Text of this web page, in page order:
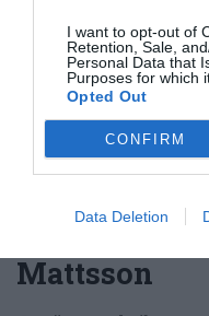
I want to opt-out of
Retention, Sale,
Personal Data that
Purposes for which
Opted Out
CONFIRM
Data Deletion
Uppskattat
Publicerat:2007-
Författare:
Mattsson